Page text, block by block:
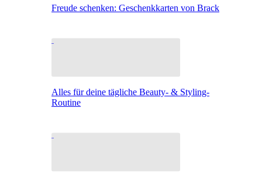
Freude schenken: Geschenkkarten von Brack
Alles für deine tägliche Beauty- & Styling-
Routine